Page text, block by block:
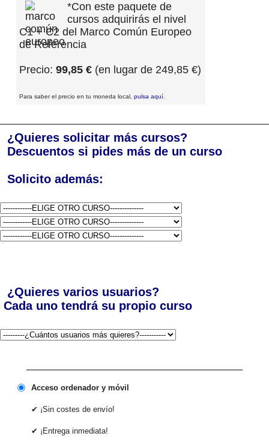
*Con este paquete de
cursos adquirirás el nivel
C1 + C2 del Marco Común Europeo
de Referencia
Precio: 99,85 € (en lugar de 249,85 €)
Para saber el precio en tu moneda local, pulsa aquí.
¿Quieres solicitar más cursos?
Descuentos si pides más de un curso
Solicito además:
¿Quieres varios usuarios?
Cada uno tendrá su propio curso
Acceso ordenador y móvil
✔ ¡Sin costes de envío!
✔ ¡Entrega inmediata!